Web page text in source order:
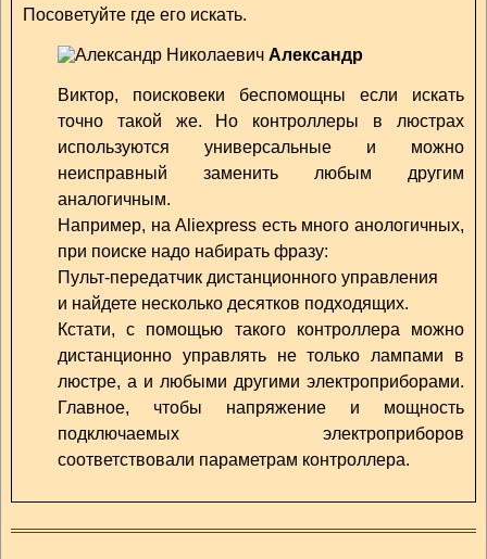
Посоветуйте где его искать.
Александр
Виктор, поисковеки беспомощны если искать
точно такой же. Но контроллеры в люстрах
используются универсальные и можно
неисправный заменить любым другим
аналогичным.
Например, на Aliexpress есть много анологичных,
при поиске надо набирать фразу:
Пульт-передатчик дистанционного управления
и найдете несколько десятков подходящих.
Кстати, с помощью такого контроллера можно
дистанционно управлять не только лампами в
люстре, а и любыми другими электроприборами.
Главное, чтобы напряжение и мощность
подключаемых электроприборов
соответствовали параметрам контроллера.